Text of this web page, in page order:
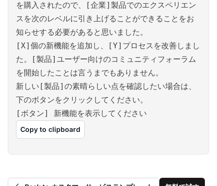
を購入されたので、[企業]製品でのエクスペリエン
スを次のレベルに引き上げることができることをお
知らせする必要があると思いました。
[X]個の新機能を追加し、[Y]プロセスを改善しまし
た。[製品]ユーザー向けのコミュニティフォーラム
を開始したことは言うまでもありません。
新しい[製品]の素晴らしい点を確認したい場合は、
下のボタンをクリックしてください。
[ボタン] 新機能を表示してください
Copy to clipboard